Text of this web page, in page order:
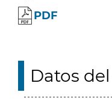
PDF
Datos